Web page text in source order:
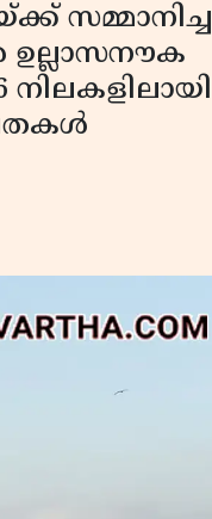
സമ്മാനിച്ച
ഉല്ലാസനൗക
നിലകളിലായി